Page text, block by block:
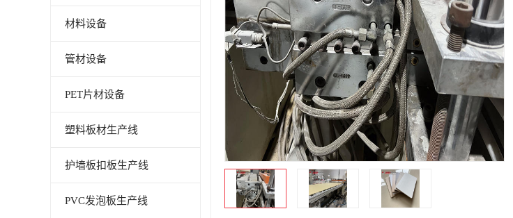
材料设备
管材设备
PET片材设备
塑料板材生产线
护墙板扣板生产线
PVC发泡板生产线